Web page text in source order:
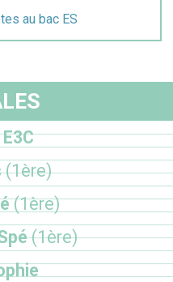
au bac ES
(1ère)
(1ère)
(1ère)